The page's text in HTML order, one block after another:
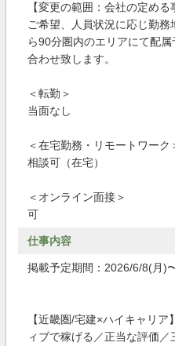
【変更の範囲：会社の定める
ご希望、人員状況に応じ勤
ら90分圏内のエリアにて配
合わせ致します。
＜転勤＞
当面なし
＜在宅勤務・リモートワーク
相談可（在宅）
＜オンライン面接＞
可
仕事内容
掲載予定期間：2026/6/8(月)
【近畿圏/宅建×ハイキャリ
ィブで稼げる／正当な評価／